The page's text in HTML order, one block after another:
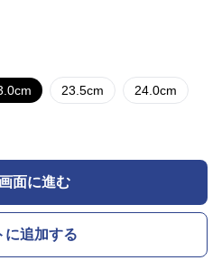
23.5cm 24.0cm
面に進む
に追加する